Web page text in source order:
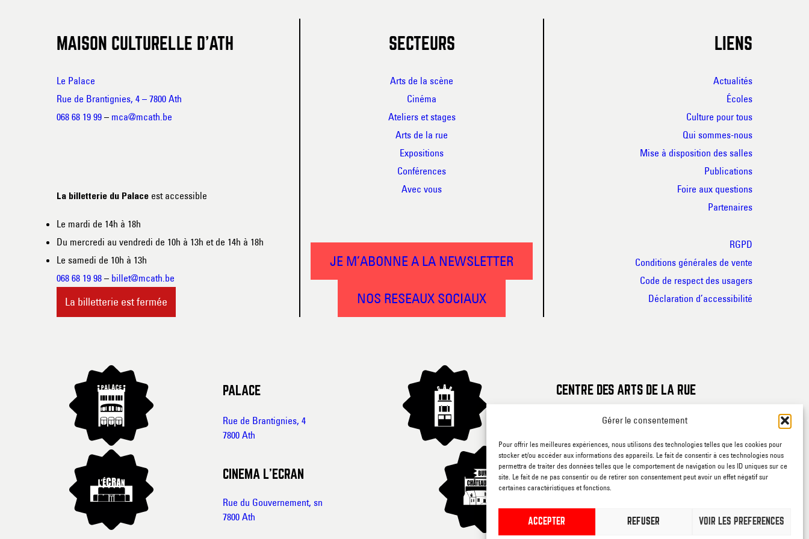
Gérer le consentement
Pour offrir les meilleures expériences, nous utilisons des technologies telles que les cookies pour
stocker et/ou accéder aux informations des appareils. Le fait de consentir à ces technologies nous
permettra de traiter des données telles que le comportement de navigation ou les ID uniques sur ce
site. Le fait de ne pas consentir ou de retirer son consentement peut avoir un effet négatif sur
certaines caractéristiques et fonctions.
ACCEPTER REFUSER VOIR LES PRÉFÉRENCES
MAISON CULTURELLE D’ATH
Le Palace
Rue de Brantignies, 4 – 7800 Ath
068 68 19 99 – mca@mcath.be
La billetterie du Palace est accessible
Le mardi de 14h à 18h
Du mercredi au vendredi de 10h à 13h et de 14h à 18h
Le samedi de 10h à 13h
068 68 19 98 – billet@mcath.be
La billetterie est fermée
SECTEURS
Arts de la scène
Cinéma
Ateliers et stages
Arts de la rue
Expositions
Conférences
Avec vous
JE M’ABONNE A LA NEWSLETTER
NOS RESEAUX SOCIAUX
LIENS
Actualités
Écoles
Culture pour tous
Qui sommes-nous
Mise à disposition des salles
Publications
Foire aux questions
Partenaires
RGPD
Conditions générales de vente
Code de respect des usagers
Déclaration d’accessibilité
PALACE
Rue de Brantignies, 4
7800 Ath
CENTRE DES ARTS DE LA RUE
Rue de France, 20-22
CINEMA L’ECRAN
Rue du Gouvernement, sn
7800 Ath
RUEE VERS L’ART
7800 Ath